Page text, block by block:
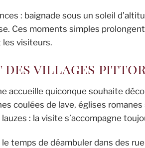
: baignade sous un soleil
Ces moments simples
les visiteurs.
des villages
accueille quiconque souhaite
coulées de lave, églises
: la visite s’accompagne
temps de déambuler dans des